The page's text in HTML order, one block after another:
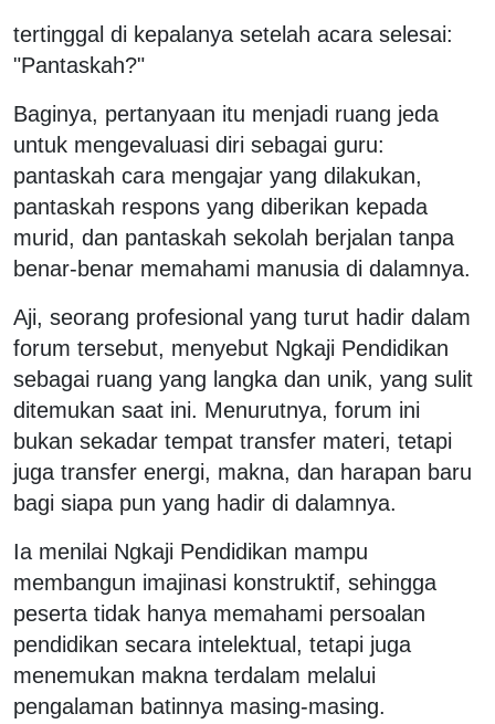
tertinggal di kepalanya setelah acara selesai:
"Pantaskah?"
Baginya, pertanyaan itu menjadi ruang jeda
untuk mengevaluasi diri sebagai guru:
pantaskah cara mengajar yang dilakukan,
pantaskah respons yang diberikan kepada
murid, dan pantaskah sekolah berjalan tanpa
benar-benar memahami manusia di dalamnya.
Aji, seorang profesional yang turut hadir dalam
forum tersebut, menyebut Ngkaji Pendidikan
sebagai ruang yang langka dan unik, yang sulit
ditemukan saat ini. Menurutnya, forum ini
bukan sekadar tempat transfer materi, tetapi
juga transfer energi, makna, dan harapan baru
bagi siapa pun yang hadir di dalamnya.
Ia menilai Ngkaji Pendidikan mampu
membangun imajinasi konstruktif, sehingga
peserta tidak hanya memahami persoalan
pendidikan secara intelektual, tetapi juga
menemukan makna terdalam melalui
pengalaman batinnya masing-masing.